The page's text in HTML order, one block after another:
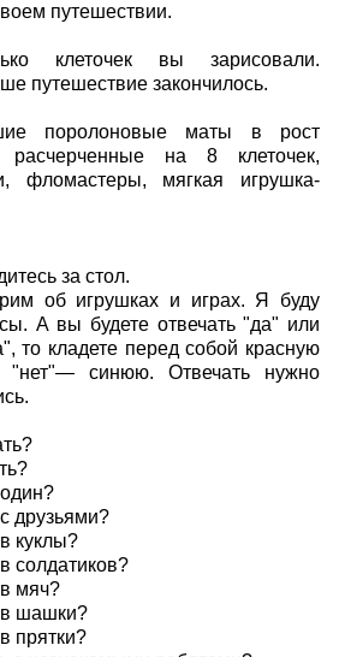
путешествии.
клеточек вы зарисовали.
путешествие закончилось.
поролоновые маты в рост
расчерченные на 8 клеточек,
фломастеры, мягкая игрушка-
за стол.
об игрушках и играх. Я буду
А вы будете отвечать "да" или
то кладете перед собой красную
"нет"— синюю. Отвечать нужно
друзьями?
куклы?
солдатиков?
мяч?
в шашки?
прятки?